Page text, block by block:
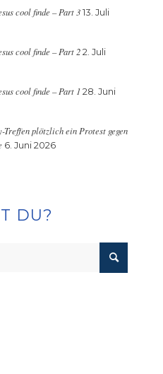
cool finde – Part 3 13. Juli
cool finde – Part 2 2. Juli
cool finde – Part 1 28. Juni
Treffen plötzlich ein Protest gegen
6. Juni 2026
DU?